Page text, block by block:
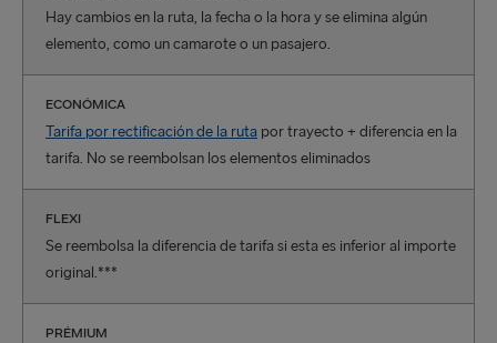
Hay cambios en la ruta, la fecha o la hora y se elimina algún
elemento, como un camarote o un pasajero.
ECONÓMICA
Tarifa por rectificación de la ruta por trayecto + diferencia en la
tarifa. No se reembolsan los elementos eliminados
FLEXI
Se reembolsa la diferencia de tarifa si esta es inferior al importe
original.***
PRÉMIUM